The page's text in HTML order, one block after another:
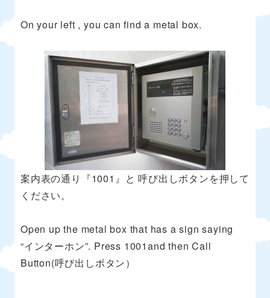
On your left , you can find a metal box.
案内表の通り『1001』と 呼び出しボタンを押して
ください。
Open up the metal box that has a sign saying
“インターホン”. Press 1001and then Call
Button(呼び出しボタン）